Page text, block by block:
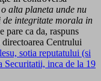
alta planeta unde nu
de integritate morala in
pare ca da, raspuns
Centrului
sotia reputatului (si
Securitatii, inca de la 19